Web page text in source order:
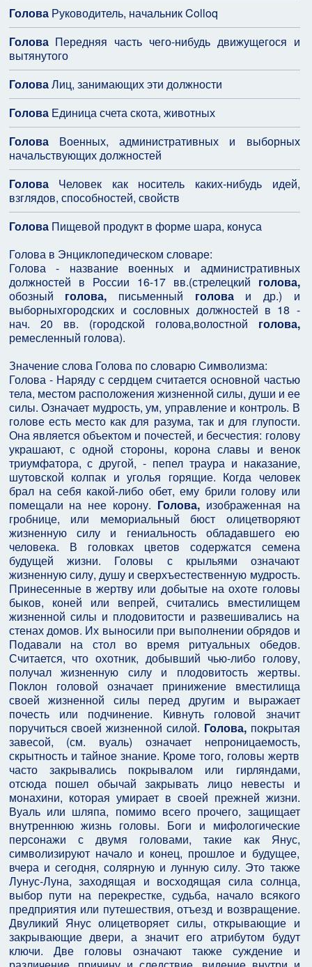
ГоловаРуководитель, начальник Colloq
ГоловаПередняя часть чего-нибудь движущегося и
вытянутого
ГоловаЛиц, занимающих эти должности
ГоловаЕдиница счета скота, животных
ГоловаВоенных, административных и выборных
начальствующих должностей
ГоловаЧеловек как носитель каких-нибудь идей,
взглядов, способностей, свойств
ГоловаПищевой продукт в форме шара, конуса
Голова в Энциклопедическом словаре:
Голова - название военных и административных
должностей в России 16-17 вв.(стрелецкий голова,
обозный голова, письменный головаи др.) и
выборныхгородских и сословных должностей в 18 -
нач. 20 вв. (городской голова,волостной голова,
ремесленный голова).
Значение слова Голова по словарю Символизма:
Голова - Наряду с сердцем считается основной частью
тела, местом расположения жизненной силы, души и ее
силы. Означает мудрость, ум, управление и контроль. В
голове есть место как для разума, так и для глупости.
Она является объектом и почестей, и бесчестия: голову
украшают, с одной стороны, корона славы и венок
триумфатора, с другой, - пепел траура и наказание,
шутовской колпак и уголья горящие. Когда человек
брал на себя какой-либо обет, ему брили голову или
помещали на нее корону. Голова,изображенная на
гробнице, или мемориальный бюст олицетворяют
жизненную силу и гениальность обладавшего ею
человека. В головках цветов содержатся семена
будущей жизни. Головы с крыльями означают
жизненную силу, душу и сверхъестественную мудрость.
Принесенные в жертву или добытые на охоте головы
быков, коней или вепрей, считались вместилищем
жизненной силы и плодовитости и развешивались на
стенах домов. Их выносили при выполнении обрядов и
Подавали на стол во время ритуальных обедов.
Считается, что охотник, добывший чью-либо голову,
получал жизненную силу и плодовитость жертвы.
Поклон головой означает принижение вместилища
своей жизненной силы перед другим и выражает
почесть или подчинение. Кивнуть головой значит
поручиться своей жизненной силой. Голова,покрытая
завесой, (см. вуаль) означает непроницаемость,
скрытность и тайное знание. Кроме того, головы жертв
часто закрывались покрывалом или гирляндами,
отсюда пошел обычай закрывать лицо невесты и
монахини, которая умирает в своей прежней жизни.
Вуаль или шляпа, помимо всего прочего, защищает
внутреннюю жизнь головы. Боги и мифологические
персонажи с двумя головами, такие как Янус,
символизируют начало и конец, прошлое и будущее,
вчера и сегодня, солярную и лунную силу. Это также
Лунус-Луна, заходящая и восходящая сила солнца,
выбор пути на перекрестке, судьба, начало всякого
предприятия или путешествия, отъезд и возвращение.
Двуликий Янус олицетворяет силы, открывающие и
закрывающие двери, а значит его атрибутом будут
ключи. Две головы означают также суждение и